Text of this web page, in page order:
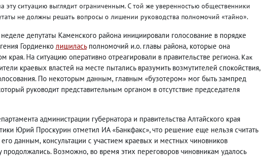
эту ситуацию выглядит ограниченным. С той же уверенностью общественники
не должны решать вопросы о лишении руководства полномочий «тайно».
депутаты Каменского района инициировали голосование в порядке
Гордиенко лишиласьполномочий и.о. главы района, которые она
края. На ситуацию оперативно отреагировали в правительстве региона. Как
краевых властей на месте пытались вразумить возмутителей спокойствия,
По некоторым данным, главным «бузотером» мог быть зампред
руководит представительным органом в отсутствие председателя
администрации губернатора и правительства Алтайского края
Юрий Проскурин отметил ИА «Банкфакс», что решение еще нельзя считать
его данным, консультации с участием краевых и местных чиновников
продолжались. Возможно, во время этих переговоров чиновникам удалось